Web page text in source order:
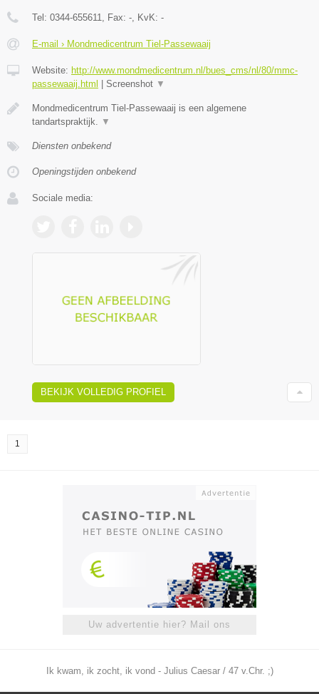
Tel: 0344-655611 , Fax: - , KvK: -
E-mail › Mondmedicentrum Tiel-Passewaaij
Website: http://www.mondmedicentrum.nl/bues_cms/nl/80/mmc-
passewaaij.html | Screenshot ▼
Mondmedicentrum Tiel-Passewaaij is een algemene
tandartspraktijk.
▼
Diensten onbekend
Openingstijden onbekend
Sociale media:
BEKIJK VOLLEDIG PROFIEL
1
Uw advertentie hier? Mail ons
Ik kwam, ik zocht, ik vond - Julius Caesar / 47 v.Chr. ;)